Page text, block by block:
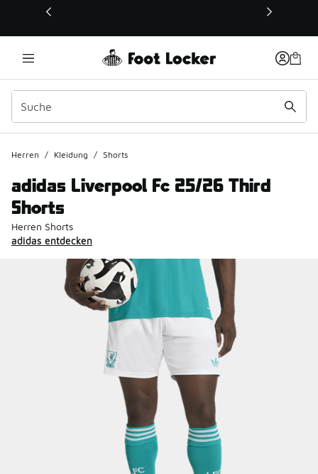
Dieser Link öffnet sich in einem neuen Fenster
Herren / Kleidung / Shorts
adidas Liverpool Fc 25/26 Third
Shorts
Herren Shorts
adidas entdecken